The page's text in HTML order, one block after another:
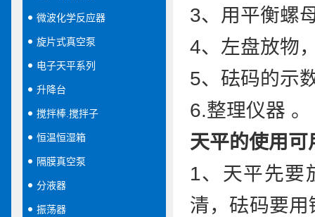
微波化学反应器
旋片式真空泵
电子天平系列
升降台
搅拌棒.搅拌子
恒温恒湿箱
隔膜真空泵
分液器
振荡器
3、用平衡螺
4、左盘放物
5、砝码的示
6.整理仪器 。
天平的使用可
1、天平先要
清，砝码要